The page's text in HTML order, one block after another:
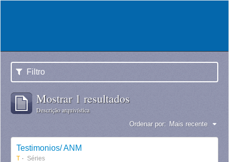
Filtro
Mostrar 1 resultados
Descrição arquivística
Ordenar por: Mais recente
Testimonios/ ANM
T Séries